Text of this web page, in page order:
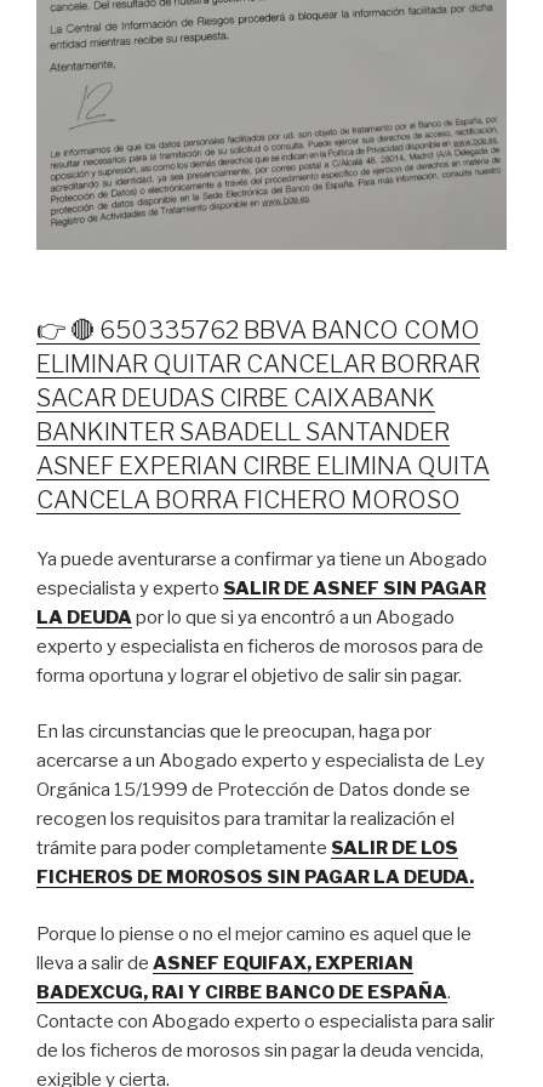
👉 🔴 650335762 BBVA BANCO COMO
ELIMINAR QUITAR CANCELAR BORRAR
SACAR DEUDAS CIRBE CAIXABANK
BANKINTER SABADELL SANTANDER
ASNEF EXPERIAN CIRBE ELIMINA QUITA
CANCELA BORRA FICHERO MOROSO
Ya puede aventurarse a confirmar ya tiene un Abogado
especialista y experto SALIR DE ASNEF SIN PAGAR
LA DEUDApor lo que si ya encontró a un Abogado
experto y especialista en ficheros de morosos para de
forma oportuna y lograr el objetivo de salir sin pagar.
En las circunstancias que le preocupan, haga por
acercarse a un Abogado experto y especialista de Ley
Orgánica 15/1999 de Protección de Datos donde se
recogen los requisitos para tramitar la realización el
trámite para poder completamente SALIR DE LOS
FICHEROS DE MOROSOS SIN PAGAR LA DEUDA.
Porque lo piense o no el mejor camino es aquel que le
lleva a salir de ASNEF EQUIFAX, EXPERIAN
BADEXCUG, RAI Y CIRBE BANCO DE ESPAÑA.
Contacte con Abogado experto o especialista para salir
de los ficheros de morosos sin pagar la deuda vencida,
exigible y cierta.